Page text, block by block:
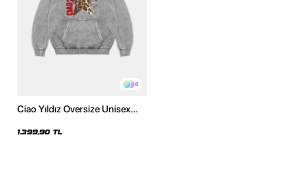
4
Ciao Yıldız Oversize Unisex
1.399,90 TL